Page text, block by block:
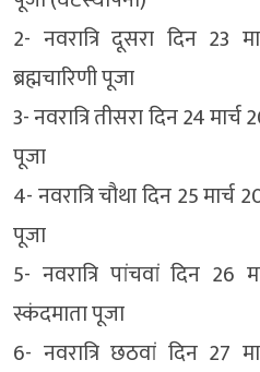
2- नवरात्रि दूसरा दिन 23
ब्रह्मचारिणी पूजा
3- नवरात्रि तीसरा दिन 24
पूजा
4- नवरात्रि चौथा दिन 25 मार्च
पूजा
5- नवरात्रि पांचवां दिन 26
स्कंदमाता पूजा
6- नवरात्रि छठवां दिन 27